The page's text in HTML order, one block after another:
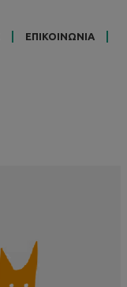
ΕΠΙΚΟΙΝΩΝΙΑ